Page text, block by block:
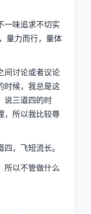
一味追求不切实
量力而行，量体
间讨论或者议论
时候，我总是这
说三道四的时
，所以我比较尊
，飞短流长。
所以不管做什么